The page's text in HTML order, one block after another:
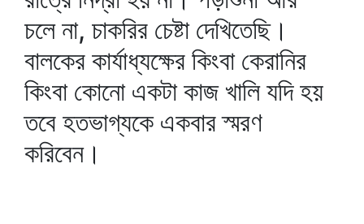
চলে না, চাকরির চেষ্টা দেখিতেছি।
বালকের কার্যাধ্যক্ষের কিংবা কেরানির
কিংবা কোনো একটা কাজ খালি যদি হয়
তবে হতভাগ্যকে একবার স্মরণ
করিবেন।